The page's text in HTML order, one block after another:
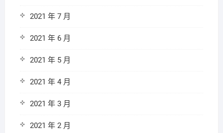
2021 年 7 月
2021 年 6 月
2021 年 5 月
2021 年 4 月
2021 年 3 月
2021 年 2 月